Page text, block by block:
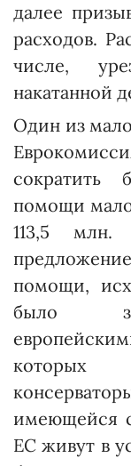
далее
расходов.
числе,
накатанной
Один из
сократить
помощи
113,5
помощи,
было
которых
имеющейся
ЕС живут в